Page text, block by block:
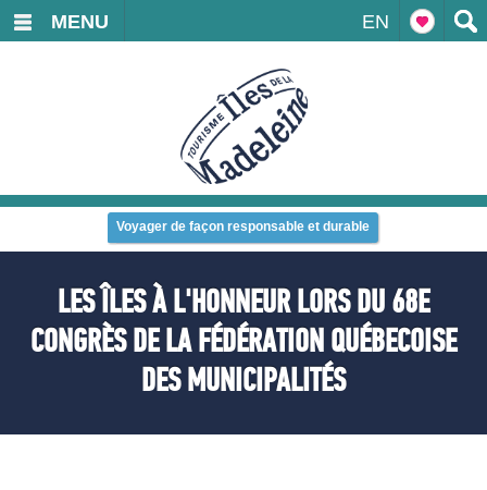
EN
MENU
Voyager de façon responsable et durable
LES ÎLES À L'HONNEUR LORS DU 68E
CONGRÈS DE LA FÉDÉRATION QUÉBECOISE
DES MUNICIPALITÉS